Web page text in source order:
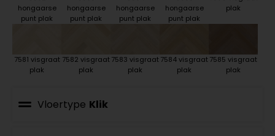
hongaarse
punt plak
hongaarse
punt plak
hongaarse
punt plak
hongaarse
punt plak
plak
7581 visgraat
plak
7582 visgraat
plak
7583 visgraat
plak
7584 visgraat
plak
7585 visgraat
plak
Vloertype Klik